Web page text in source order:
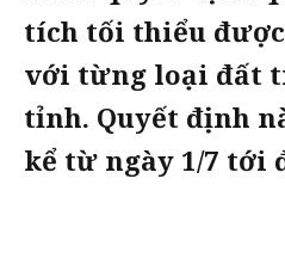
tích tối thiểu
với từng loại đất
tỉnh. Quyết định
kể từ ngày 1/7 tới